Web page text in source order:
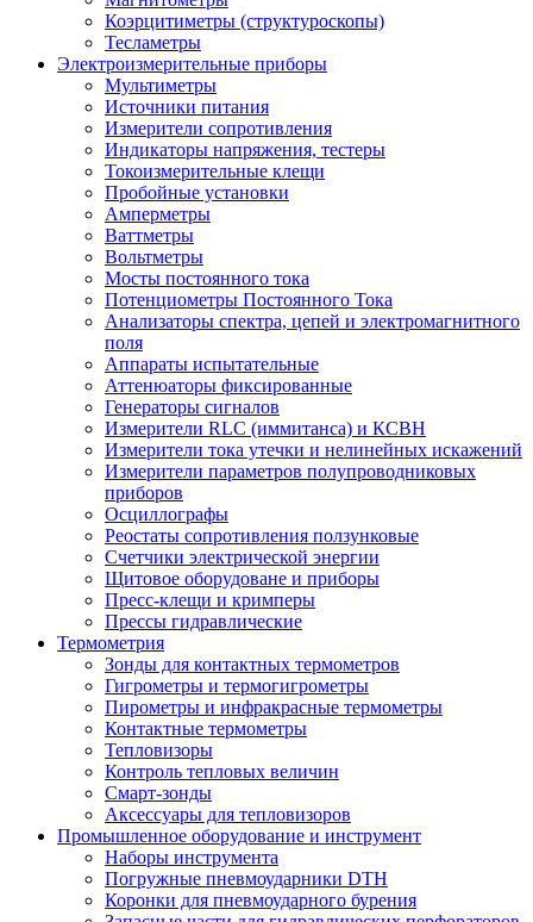
Коэрцитиметры (структуроскопы)
Тесламетры
Электроизмерительные приборы
Мультиметры
Источники питания
Измерители сопротивления
Индикаторы напряжения, тестеры
Токоизмерительные клещи
Пробойные установки
Амперметры
Ваттметры
Вольтметры
Мосты постоянного тока
Потенциометры Постоянного Тока
Анализаторы спектра, цепей и электромагнитного
поля
Аппараты испытательные
Аттенюаторы фиксированные
Генераторы сигналов
Измерители RLC (иммитанса) и КСВН
Измерители тока утечки и нелинейных искажений
Измерители параметров полупроводниковых
приборов
Осциллографы
Реостаты сопротивления ползунковые
Счетчики электрической энергии
Щитовое оборудоване и приборы
Пресс-клещи и кримперы
Прессы гидравлические
Термометрия
Зонды для контактных термометров
Гигрометры и термогигрометры
Пирометры и инфракрасные термометры
Контактные термометры
Тепловизоры
Контроль тепловых величин
Смарт-зонды
Аксессуары для тепловизоров
Промышленное оборудование и инструмент
Наборы инструмента
Погружные пневмоударники DTH
Коронки для пневмоударного бурения